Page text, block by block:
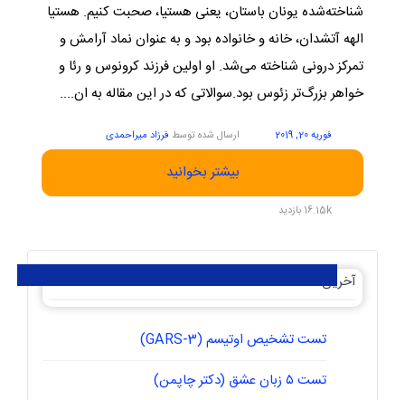
شناخته‌شده یونان باستان، یعنی هستیا، صحبت کنیم. هستیا
الهه آتشدان، خانه و خانواده بود و به عنوان نماد آرامش و
تمرکز درونی شناخته می‌شد. او اولین فرزند کرونوس و رئا و
خواهر بزرگ‌تر زئوس بود.سوالاتی که در این مقاله به ان....
فوریه 20, 2019 ارسال شده توسط فرزاد میراحمدی
بیشتر بخوانید
آخرین مقالات
تست تشخیص اوتیسم (GARS-3)
تست ۵ زبان عشق (دکتر چاپمن)